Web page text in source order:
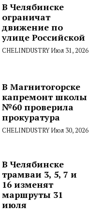
В Челябинске
ограничат
движение по
улице Российской
CHELINDUSTRYИюл 31, 2026
В Магнитогорске
капремонт школы
№60 проверила
прокуратура
CHELINDUSTRYИюл 30, 2026
В Челябинске
трамваи 3, 5, 7 и
16 изменят
маршруты 31
июля